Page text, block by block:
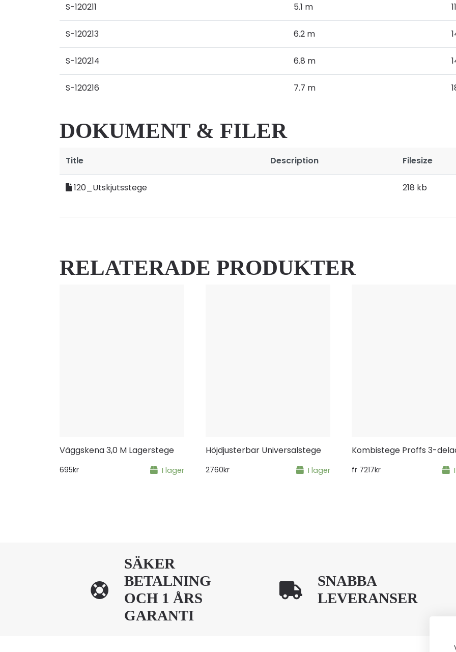
S-120211 5.1 m
S-120213 6.2 m
S-120214 6.8 m
S-120216 7.7 m
DOKUMENT & FILER
Title Description Filesize
120_Utskjutsstege 218 kb
RELATERADE PRODUKTER
Väggskena 3,0 M Lagerstege
I lager
695kr
Höjdjusterbar Universalstege
I lager
2760kr
Kombistege Proffs 3-
fr 7217kr
SÄKER
BETALNING
OCH 1 ÅRS
GARANTI
SNABBA
LEVERANSER